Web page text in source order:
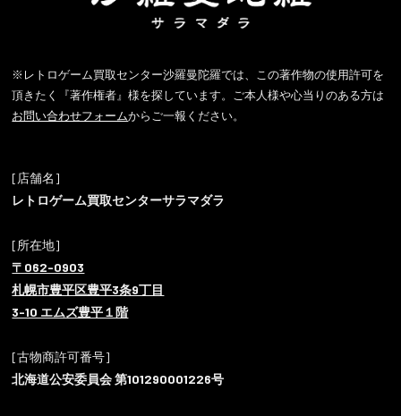
※レトロゲーム買取センター沙羅曼陀羅では、この著作物の使用許可を
頂きたく『著作権者』様を探しています。ご本人様や心当りのある方は
お問い合わせフォームからご一報ください。
[店舗名]
レトロゲーム買取センターサラマダラ
[所在地]
〒062-0903
札幌市豊平区豊平3条9丁目
3-10 エムズ豊平１階
[古物商許可番号]
北海道公安委員会 第101290001226号